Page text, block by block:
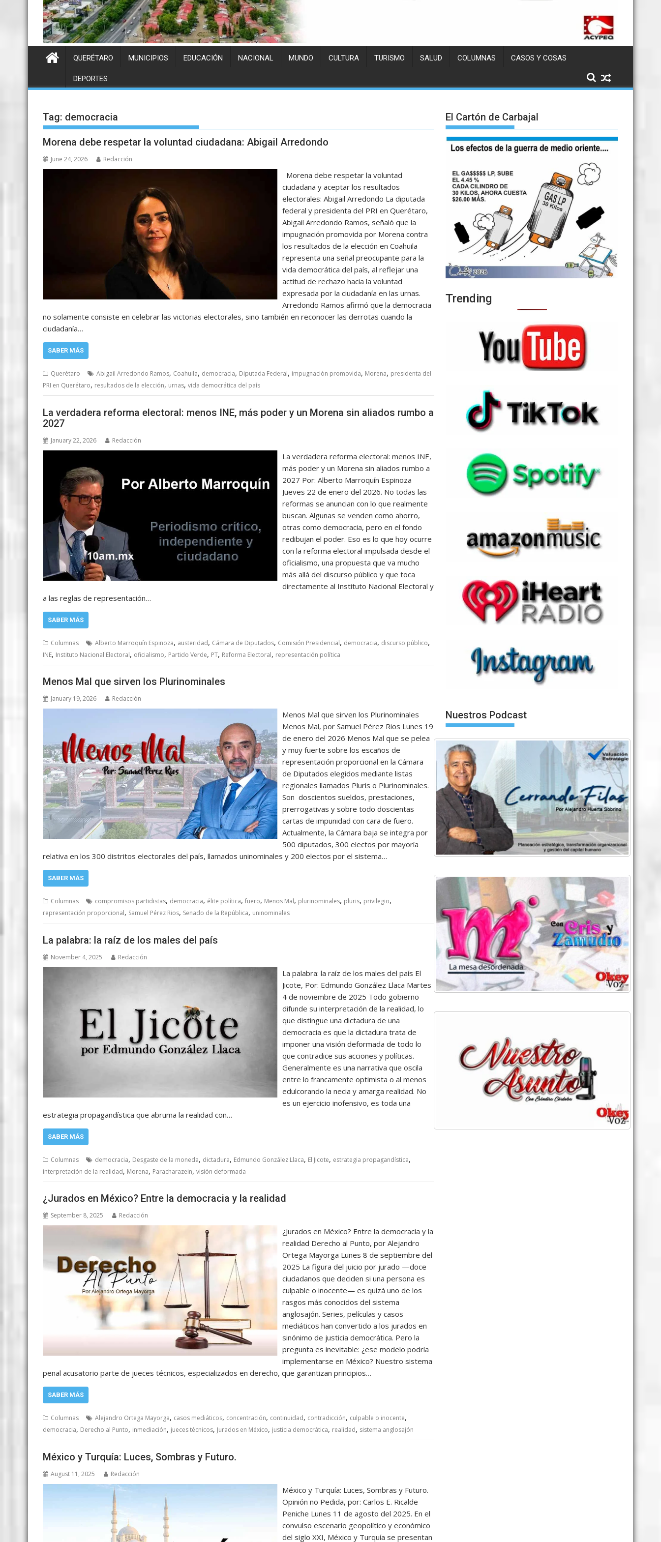
QUERÉTARO MUNICIPIOS EDUCACIÓN NACIONAL MUNDO CULTURA TURISMO SALUD COLUMNAS CASOS Y COSAS
DEPORTES
Tag: democracia
Morena debe respetar la voluntad ciudadana: Abigail Arredondo
June 24, 2026 Redacción
Morena debe respetar la voluntad
ciudadana y aceptar los resultados
electorales: Abigail Arredondo La diputada
federal y presidenta del PRI en Querétaro,
Abigail Arredondo Ramos, señaló que la
impugnación promovida por Morena contra
los resultados de la elección en Coahuila
representa una señal preocupante para la
vida democrática del país, al reflejar una
actitud de rechazo hacia la voluntad
expresada por la ciudadanía en las urnas.
Arredondo Ramos afirmó que la democracia
no solamente consiste en celebrar las victorias electorales, sino también en reconocer las derrotas cuando la
ciudadanía…
SABER MÁS
Querétaro Abigail Arredondo Ramos, Coahuila, democracia, Diputada Federal, impugnación promovida, Morena, presidenta del
PRI en Querétaro, resultados de la elección, urnas, vida democrática del país
La verdadera reforma electoral: menos INE, más poder y un Morena sin aliados rumbo a
2027
January 22, 2026 Redacción
La verdadera reforma electoral: menos INE,
más poder y un Morena sin aliados rumbo a
2027 Por: Alberto Marroquín Espinoza
Jueves 22 de enero del 2026. No todas las
reformas se anuncian con lo que realmente
buscan. Algunas se venden como ahorro,
otras como democracia, pero en el fondo
redibujan el poder. Eso es lo que hoy ocurre
con la reforma electoral impulsada desde el
oficialismo, una propuesta que va mucho
más allá del discurso público y que toca
directamente al Instituto Nacional Electoral y
a las reglas de representación…
SABER MÁS
Columnas Alberto Marroquín Espinoza, austeridad, Cámara de Diputados, Comisión Presidencial, democracia, discurso público,
INE, Instituto Nacional Electoral, oficialismo, Partido Verde, PT, Reforma Electoral, representación política
Menos Mal que sirven los Plurinominales
January 19, 2026 Redacción
Menos Mal que sirven los Plurinominales
Menos Mal, por Samuel Pérez Rios Lunes 19
de enero del 2026 Menos Mal que se pelea
y muy fuerte sobre los escaños de
representación proporcional en la Cámara
de Diputados elegidos mediante listas
regionales llamados Pluris o Plurinominales.
Son doscientos sueldos, prestaciones,
prerrogativas y sobre todo doscientas
cartas de impunidad con cara de fuero.
Actualmente, la Cámara baja se integra por
500 diputados, 300 electos por mayoría
relativa en los 300 distritos electorales del país, llamados uninominales y 200 electos por el sistema…
SABER MÁS
Columnas compromisos partidistas, democracia, élite política, fuero, Menos Mal, plurinominales, pluris, privilegio,
representación proporcional, Samuel Pérez Rios, Senado de la República, uninominales
La palabra: la raíz de los males del país
November 4, 2025 Redacción
La palabra: la raíz de los males del país El
Jicote, Por: Edmundo González Llaca Martes
4 de noviembre de 2025 Todo gobierno
difunde su interpretación de la realidad, lo
que distingue una dictadura de una
democracia es que la dictadura trata de
imponer una visión deformada de todo lo
que contradice sus acciones y políticas.
Generalmente es una narrativa que oscila
entre lo francamente optimista o al menos
edulcorando la necia y amarga realidad. No
es un ejercicio inofensivo, es toda una
estrategia propagandística que abruma la realidad con…
SABER MÁS
Columnas democracia, Desgaste de la moneda, dictadura, Edmundo González Llaca, El Jicote, estrategia propagandística,
interpretación de la realidad, Morena, Paracharazein, visión deformada
¿Jurados en México? Entre la democracia y la realidad
September 8, 2025 Redacción
¿Jurados en México? Entre la democracia y la
realidad Derecho al Punto, por Alejandro
Ortega Mayorga Lunes 8 de septiembre del
2025 La figura del juicio por jurado —doce
ciudadanos que deciden si una persona es
culpable o inocente— es quizá uno de los
rasgos más conocidos del sistema
anglosajón. Series, películas y casos
mediáticos han convertido a los jurados en
sinónimo de justicia democrática. Pero la
pregunta es inevitable: ¿ese modelo podría
implementarse en México? Nuestro sistema
penal acusatorio parte de jueces técnicos, especializados en derecho, que garantizan principios…
SABER MÁS
Columnas Alejandro Ortega Mayorga, casos mediáticos, concentración, continuidad, contradicción, culpable o inocente,
democracia, Derecho al Punto, inmediación, jueces técnicos, Jurados en México, justicia democrática, realidad, sistema anglosajón
México y Turquía: Luces, Sombras y Futuro.
August 11, 2025 Redacción
México y Turquía: Luces, Sombras y Futuro.
Opinión no Pedida, por: Carlos E. Ricalde
Peniche Lunes 11 de agosto del 2025. En el
convulso escenario geopolítico y económico
del siglo XXI, México y Turquía se presentan
El Cartón de Carbajal
Trending
Nuestros Podcast